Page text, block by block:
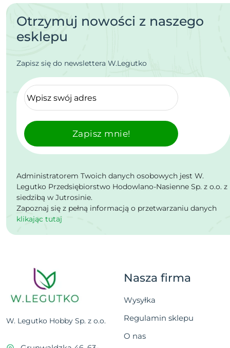
Otrzymuj nowości z naszego
esklepu
Zapisz się do newslettera W.Legutko
Zapisz mnie!
Administratorem Twoich danych osobowych jest W.
Legutko Przedsiębiorstwo Hodowlano-Nasienne Sp. z o.o. z
siedzibą w Jutrosinie.
Zapoznaj się z pełną informacją o przetwarzaniu danych
klikając tutaj
W. Legutko Hobby Sp. z o.o.
Nasza firma
Wysyłka
Regulamin sklepu
O nas